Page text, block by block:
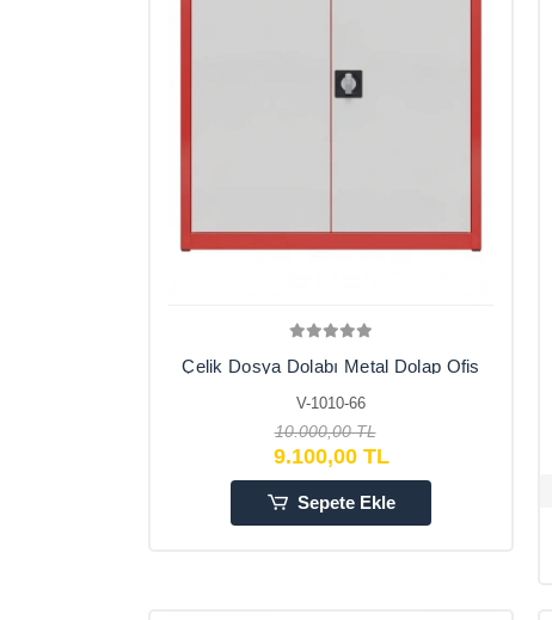
Çelik Dosya Dolabı Metal Dolap Ofis
, Bahçe , Kiler , Balkon
V-1010-66
10.000,00 TL
9.100,00 TL
Sepete Ekle